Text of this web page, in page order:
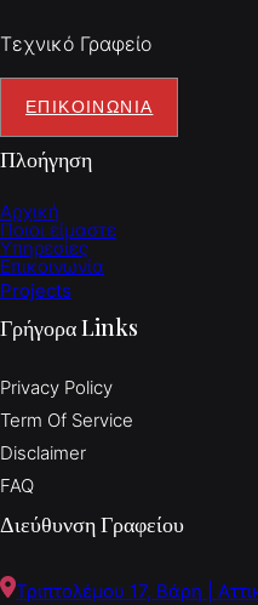
Τεχνικό Γραφείο
ΕΠΙΚΟΙΝΩΝΙΑ
Πλοήγηση
Αρχική
Ποιοι είμαστε
Υπηρεσίες
Επικοινωνία
Projects
Γρήγορα Links
Privacy Policy
Term Of Service
Disclaimer
FAQ
Διεύθυνση Γραφείου
Τριπτολέμου 17, Βάρη |